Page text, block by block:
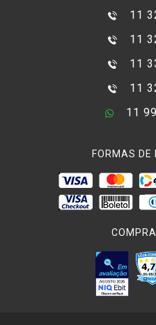
11
11
11
11
11
FORMAS DE